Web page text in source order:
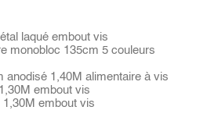
laqué embout vis
monobloc 135cm 5 couleurs
anodisé 1,40M alimentaire à vis
embout vis
1,30M embout vis